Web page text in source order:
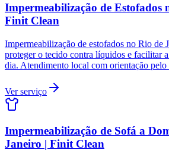
Impermeabilização de Estofados
Finit Clean
Impermeabilização de estofados no Rio de
proteger o tecido contra líquidos e facilitar
dia. Atendimento local com orientação
Ver serviço
Impermeabilização de Sofá a
Janeiro | Finit Clean